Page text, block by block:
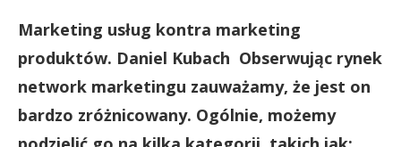
Marketing usług kontra marketing
produktów. Daniel Kubach Obserwując rynek
network marketingu zauważamy, że jest on
bardzo zróżnicowany. Ogólnie, możemy